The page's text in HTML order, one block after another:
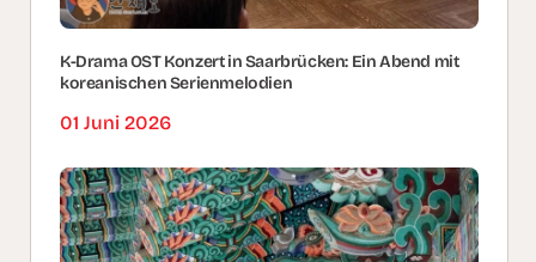
K-Drama OST Konzert in Saarbrücken: Ein Abend mit
koreanischen Serienmelodien
01 Juni 2026